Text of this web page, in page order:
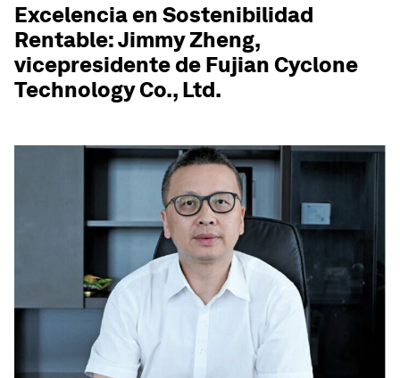
Excelencia en Sostenibilidad
Rentable: Jimmy Zheng,
vicepresidente de Fujian Cyclone
Technology Co., Ltd.